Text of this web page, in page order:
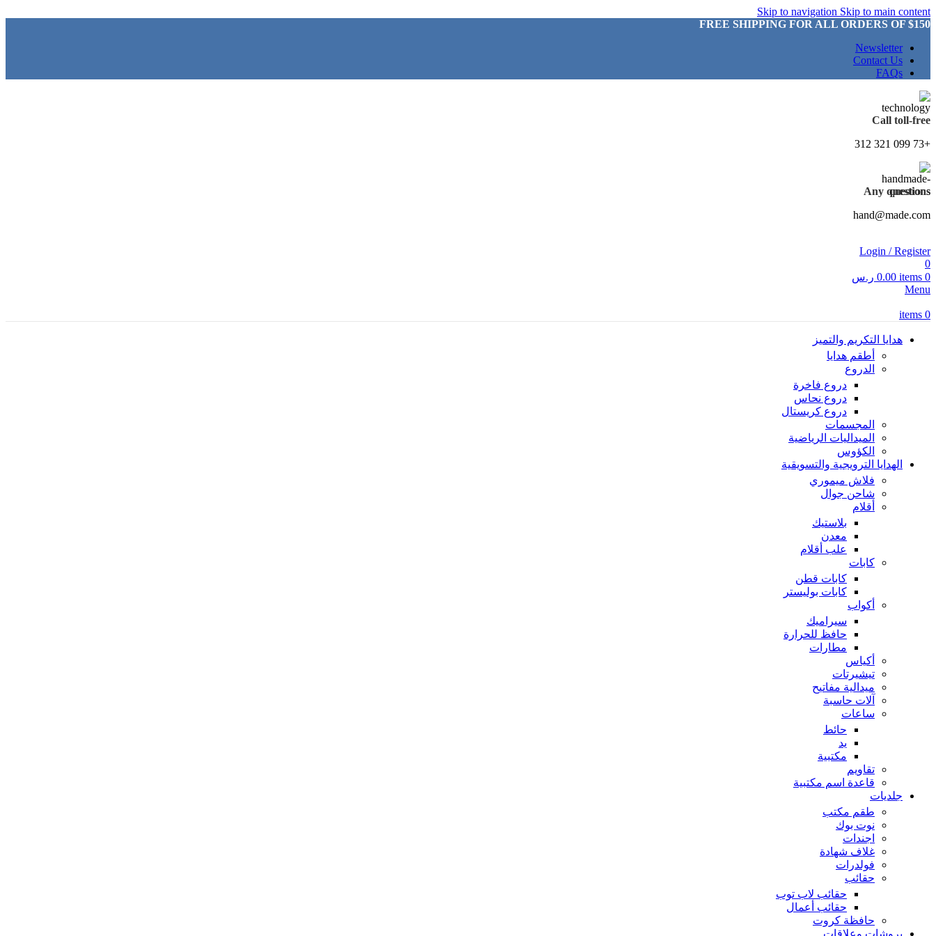
Skip to navigation Skip to main content
FREE SHIPPING FOR ALL ORDERS OF $150
Newsletter
Contact Us
FAQs
Call toll-free
+73 099 321 312
Any questions
hand@made.com
Login / Register
0
0
items
0.00 ر.س
Menu
0
items
هدايا التكريم والتميز
أطقم هدايا
الدروع
دروع فاخرة
دروع نحاس
دروع كريستال
المجسمات
الميداليات الرياضية
الكؤوس
الهدايا الترويجية والتسويقية
فلاش ميموري
شاحن جوال
أقلام
بلاستيك
معدن
علب أقلام
كابات
كابات قطن
كابات بوليستر
أكواب
سيراميك
حافظ للحرارة
مطارات
أكياس
تيشيرتات
ميدالية مفاتيح
آلات حاسبة
ساعات
حائط
يد
مكتبية
تقاويم
قاعدة اسم مكتبية
جلديات
طقم مكتب
نوت بوك
اجندات
غلاف شهادة
فولدرات
حقائب
حقائب لاب توب
حقائب أعمال
حافظة كروت
بروشات وعلاقات